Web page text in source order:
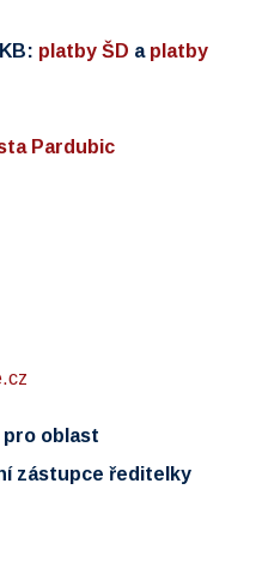
platby ŠD a platby
Pardubic
oblast
zástupce ředitelky